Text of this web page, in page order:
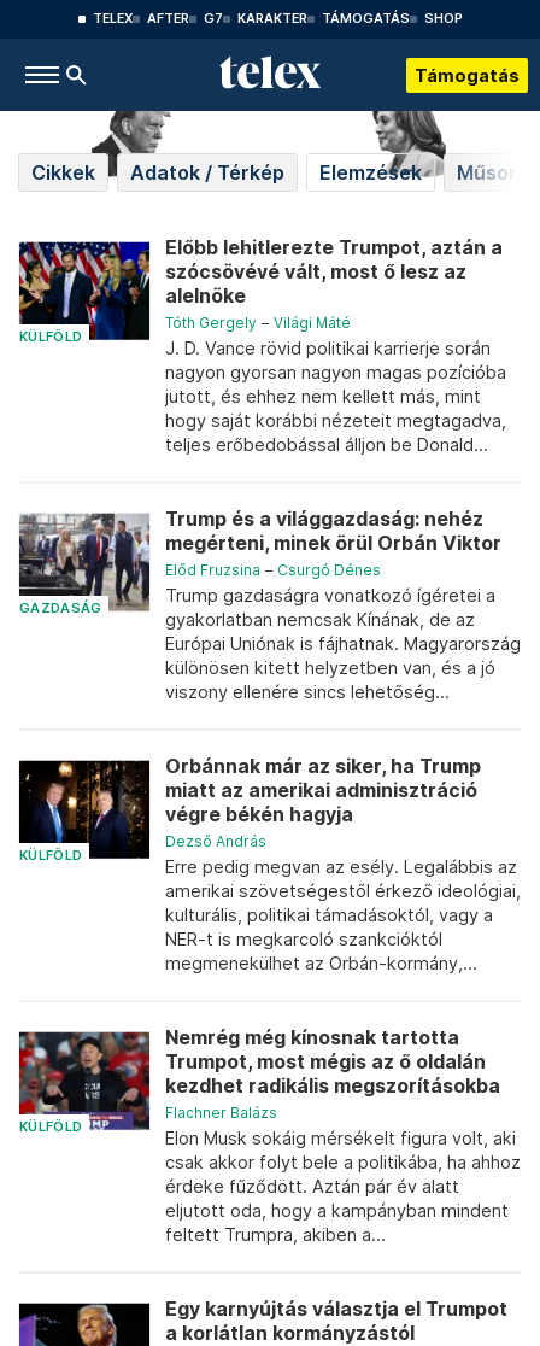
TELEX AFTER G7 KARAKTER TÁMOGATÁS SHOP
Támogatás
Cikkek Adatok / Térkép Elemzések Műsorok
KÜLFÖLD
Előbb lehitlerezte Trumpot, aztán a
szócsövévé vált, most ő lesz az
alelnöke
Tóth Gergely – Világi Máté
J. D. Vance rövid politikai karrierje során
nagyon gyorsan nagyon magas pozícióba
jutott, és ehhez nem kellett más, mint
hogy saját korábbi nézeteit megtagadva,
teljes erőbedobással álljon be Donald...
GAZDASÁG
Trump és a világgazdaság: nehéz
megérteni, minek örül Orbán Viktor
Előd Fruzsina – Csurgó Dénes
Trump gazdaságra vonatkozó ígéretei a
gyakorlatban nemcsak Kínának, de az
Európai Uniónak is fájhatnak. Magyarország
különösen kitett helyzetben van, és a jó
viszony ellenére sincs lehetőség...
KÜLFÖLD
Orbánnak már az siker, ha Trump
miatt az amerikai adminisztráció
végre békén hagyja
Dezső András
Erre pedig megvan az esély. Legalábbis az
amerikai szövetségestől érkező ideológiai,
kulturális, politikai támadásoktól, vagy a
NER-t is megkarcoló szankcióktól
megmenekülhet az Orbán-kormány,...
KÜLFÖLD
Nemrég még kínosnak tartotta
Trumpot, most mégis az ő oldalán
kezdhet radikális megszorításokba
Flachner Balázs
Elon Musk sokáig mérsékelt figura volt, aki
csak akkor folyt bele a politikába, ha ahhoz
érdeke fűződött. Aztán pár év alatt
eljutott oda, hogy a kampányban mindent
feltett Trumpra, akiben a...
Egy karnyújtás választja el Trumpot
a korlátlan kormányzástól